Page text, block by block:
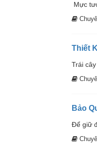
Mực
Thiết
Trái
Bảo
Để giữ